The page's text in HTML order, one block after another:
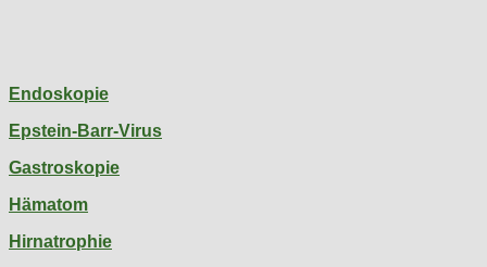
Endoskopie
Epstein-Barr-Virus
Gastroskopie
Hämatom
Hirnatrophie